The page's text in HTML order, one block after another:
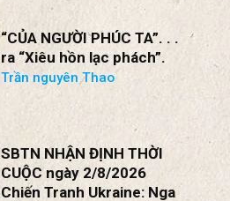
Kế hoạch 6 điểm đưa liên
minh Mỹ – Nhật vào thế
sẵn sàng chiến đấu
David Santoro
“CỦA NGƯỜI PHÚC TA”. . .
ra “Xiêu hồn lạc phách”.
Trần nguyên Thao